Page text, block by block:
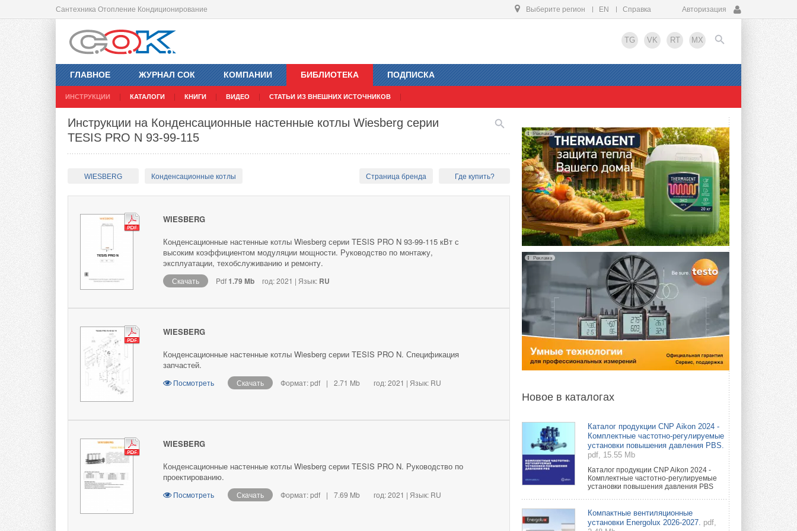
Сантехника Отопление Кондиционирование Выберите регион EN Справка Авторизация
TG VK RT MX
ГЛАВНОЕ ЖУРНАЛ СОК КОМПАНИИ БИБЛИОТЕКА
ИНСТРУКЦИИ КАТАЛОГИ КНИГИ ВИДЕО СТАТЬИ ИЗ ВНЕШНИХ ИСТОЧНИКОВ
ПОДПИСКА
EN
Инструкции на Конденсационные настенные котлы Wiesberg серии
TESIS PRO N 93-99-115
WIESBERG Конденсационные котлы Страница бренда Где купить?
WIESBERG
Конденсационные настенные котлы Wiesberg серии TESIS PRO N 93-99-115 кВт с
высоким коэффициентом модуляции мощности. Руководство по монтажу,
эксплуатации, техобслуживанию и ремонту.
Скачать Pdf1.79 Mb год: 2021 | Язык: RU
WIESBERG
Конденсационные настенные котлы Wiesberg серии TESIS PRO N. Спецификация
запчастей.
Посмотреть Скачать Формат: pdf | 2.71 Mb год: 2021 | Язык: RU
WIESBERG
Конденсационные настенные котлы Wiesberg серии TESIS PRO N. Руководство по
проектированию.
Посмотреть Скачать Формат: pdf | 7.69 Mb год: 2021 | Язык: RU
Реклама
Реклама
Новое в каталогах
Каталог продукции CNP Aikon 2024 -
Комплектные частотно-регулируемые
установки повышения давления PBS.
pdf, 15.55 Mb
Каталог продукции CNP Aikon 2024 -
Комплектные частотно-регулируемые
установки повышения давления PBS
Компактные вентиляционные
установки Energolux 2026-2027. pdf,